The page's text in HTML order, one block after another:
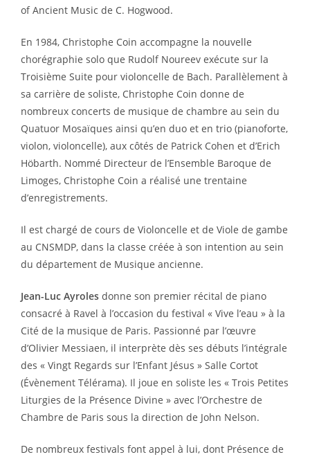
of Ancient Music de C. Hogwood.
En 1984, Christophe Coin accompagne la nouvelle
chorégraphie solo que Rudolf Noureev exécute sur la
Troisième Suite pour violoncelle de Bach. Parallèlement à
sa carrière de soliste, Christophe Coin donne de
nombreux concerts de musique de chambre au sein du
Quatuor Mosaïques ainsi qu’en duo et en trio (pianoforte,
violon, violoncelle), aux côtés de Patrick Cohen et d’Erich
Höbarth. Nommé Directeur de l’Ensemble Baroque de
Limoges, Christophe Coin a réalisé une trentaine
d’enregistrements.
Il est chargé de cours de Violoncelle et de Viole de gambe
au CNSMDP, dans la classe créée à son intention au sein
du département de Musique ancienne.
Jean-Luc Ayroles donne son premier récital de piano
consacré à Ravel à l’occasion du festival « Vive l’eau » à la
Cité de la musique de Paris. Passionné par l’œuvre
d’Olivier Messiaen, il interprète dès ses débuts l’intégrale
des « Vingt Regards sur l’Enfant Jésus » Salle Cortot
(Évènement Télérama). Il joue en soliste les « Trois Petites
Liturgies de la Présence Divine » avec l’Orchestre de
Chambre de Paris sous la direction de John Nelson.
De nombreux festivals font appel à lui, dont Présence de